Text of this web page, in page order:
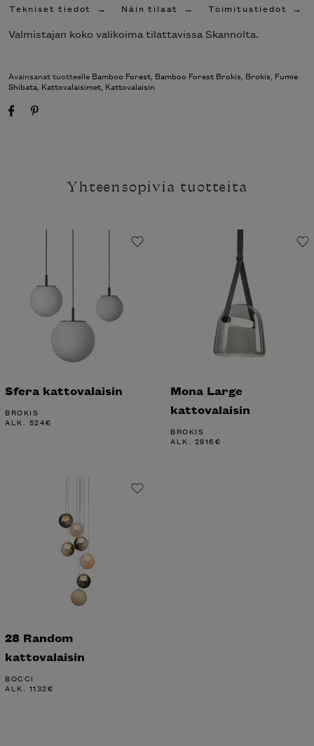
Tekniset tiedot Näin tilaat Toimitustiedot
Valmistajan koko valikoima tilattavissa Skannolta.
Avainsanat tuotteelle Bamboo Forest, Bamboo Forest Brokis, Brokis, Fumie
Shibata, Kattovalaisimet, Kattovalaisin
Yhteensopivia tuotteita
Sfera kattovalaisin
BROKIS
ALK. 524€
Mona Large
kattovalaisin
BROKIS
ALK. 2816€
28 Random
kattovalaisin
BOCCI
ALK. 1132€